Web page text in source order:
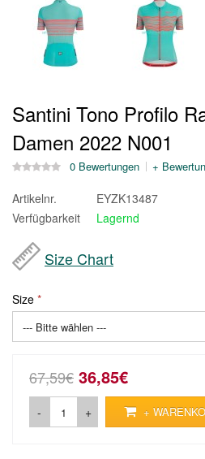
Santini Tono Profilo
Damen 2022 N001
0 Bewertungen +
Artikelnr.
EYZK13487
Verfügbarkeit
Lagernd
Size Chart
Size
67,59€ 36,85€
- + +